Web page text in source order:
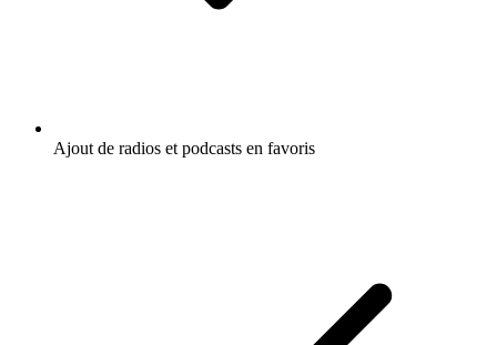
Ajout de radios et podcasts en favoris